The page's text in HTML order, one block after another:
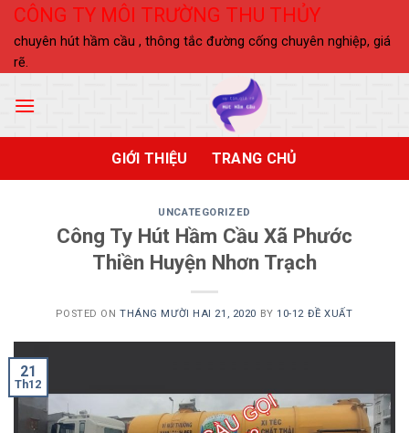
Skip
content
CÔNG TY MÔI TRƯỜNG THU THỦY
chuyên hút hầm cầu , thông tắc đường cống chuyên nghiệp, giá
rẽ.
GIỚI THIỆU TRANG CHỦ
UNCATEGORIZED
Công Ty Hút Hầm Cầu Xã Phước
Thiền Huyện Nhơn Trạch
POSTED ONTHÁNG MƯỜI HAI 21, 2020 BY10-12 ĐỀ XUẤT
21
Th12